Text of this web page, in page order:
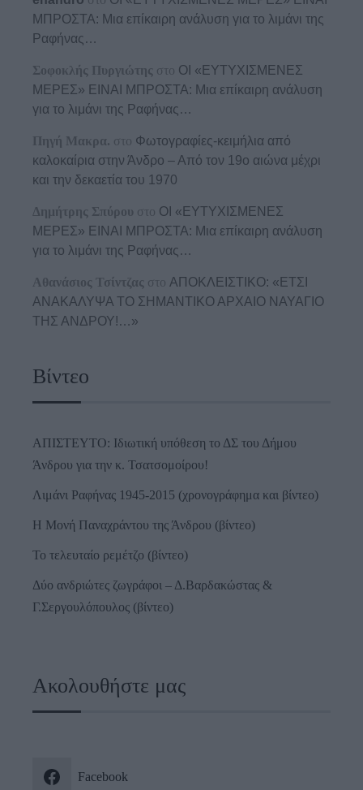
ΜΠΡΟΣΤΑ: Μια επίκαιρη ανάλυση για το λιμάνι της
Ραφήνας…
Σοφοκλής Πυργιώτης στο ΟΙ «ΕΥΤΥΧΙΣΜΕΝΕΣ
ΜΕΡΕΣ» ΕΙΝΑΙ ΜΠΡΟΣΤΑ: Μια επίκαιρη ανάλυση
για το λιμάνι της Ραφήνας…
Πηγή Μακρα. στο Φωτογραφίες-κειμήλια από
καλοκαίρια στην Άνδρο – Από τον 19ο αιώνα μέχρι
και την δεκαετία του 1970
Δημήτρης Σπύρου στο ΟΙ «ΕΥΤΥΧΙΣΜΕΝΕΣ
ΜΕΡΕΣ» ΕΙΝΑΙ ΜΠΡΟΣΤΑ: Μια επίκαιρη ανάλυση
για το λιμάνι της Ραφήνας…
Αθανάσιος Τσίντζας στο ΑΠΟΚΛΕΙΣΤΙΚΟ: «ΕΤΣΙ
ΑΝΑΚΑΛΥΨΑ ΤΟ ΣΗΜΑΝΤΙΚΟ ΑΡΧΑΙΟ ΝΑΥΑΓΙΟ
ΤΗΣ ΑΝΔΡΟΥ!…»
Βίντεο
ΑΠΙΣΤΕΥΤΟ: Ιδιωτική υπόθεση το ΔΣ του Δήμου
Άνδρου για την κ. Τσατσομοίρου!
Λιμάνι Ραφήνας 1945-2015 (χρονογράφημα και βίντεο)
Η Μονή Παναχράντου της Άνδρου (βίντεο)
Το τελευταίο ρεμέτζο (βίντεο)
Δύο ανδριώτες ζωγράφοι – Δ.Βαρδακώστας &
Γ.Σεργουλόπουλος (βίντεο)
Ακολουθήστε μας
Facebook